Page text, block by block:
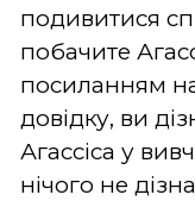
подивитися
побачите
посиланням
довідку, ви
Агассіса у
нічого не